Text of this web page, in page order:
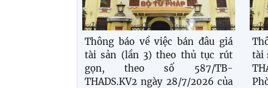
Thông báo về việc bán đâu giá
tài sản (lần 3) theo thủ tục rút
gọn, theo số 587/TB-
THADS.KV2 ngày 28/7/2026 của
tài